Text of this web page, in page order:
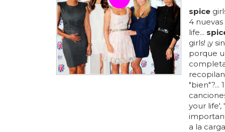
spice
4
life...
girls! ¡y
porque
"bien"?...
your life',
a la